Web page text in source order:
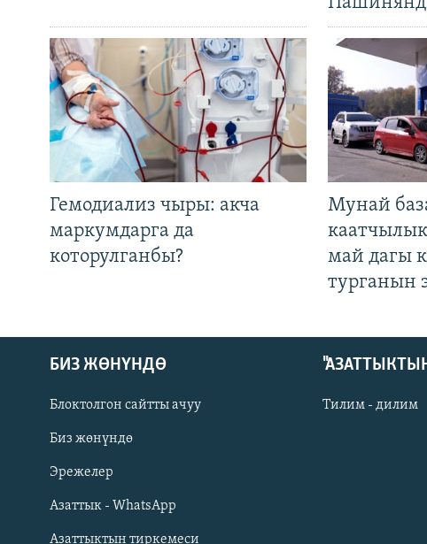
Русский
ОНЛАЙН ШЕРИНЕ
Гемодиализ чыры: акча
маркумдарга да
которулганбы?
Мунай
май дагы
турганын
БИЗ ЖӨНҮНДӨ
Блоктолгон сайтты ачуу
Биз жөнүндө
Эрежелер
Азаттык - WhatsApp
Азаттыктын тиркемеси
Тилим - дилим